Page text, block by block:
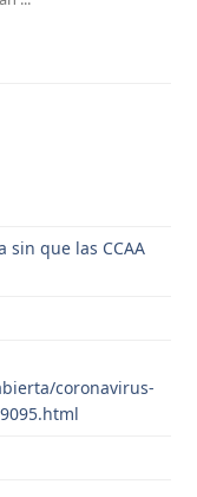
que las CCAA
coronavirus-